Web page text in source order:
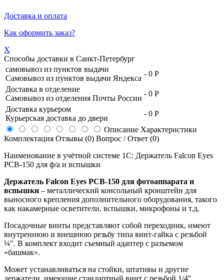
Доставка и оплата
Как оформить заказ?
X
Способы доставки в Санкт-Петербург
самовывоз из пунктов выдачи
Самовывоз из пунктов выдачи Яндекса
- 0 Р
Доставка в отделение
Самовывоз из отделения Почты России
- 0 Р
Доставка курьером
Курьерская доставка до двери
- 0 Р
Описание Характеристики
Комплектация Отзывы (0) Вопрос / Ответ (0)
Наименование в учётной системе 1С: Держатель Falcon Eyes
PCB-150 для ф/а и вспышки
Держатель Falcon Eyes PCB-150 для фотоаппарата и
вспышки – металлический консольный кронштейн для
выносного крепления дополнительного оборудования, такого
как накамерные осветители, вспышки, микрофоны и т.д.
Посадочные винты представляют собой переходник, имеют
внутреннюю и внешнюю резьбу типа винт-гайка с резьбой
¼". В комплект входит съемный адаптер с разъемом
«башмак».
Может устанавливаться на стойки, штативы и другие
держатели, имеющие стандартный винт с резьбой 1/4".